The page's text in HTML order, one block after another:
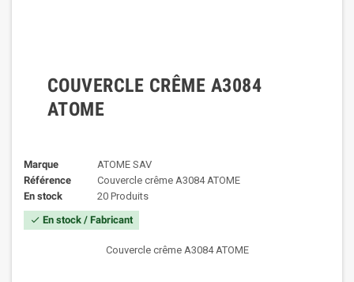
COUVERCLE CRÊME A3084
ATOME
Marque
ATOME SAV
Référence
Couvercle crême A3084 ATOME
En stock
20 Produits
check En stock / Fabricant
Couvercle crême A3084 ATOME